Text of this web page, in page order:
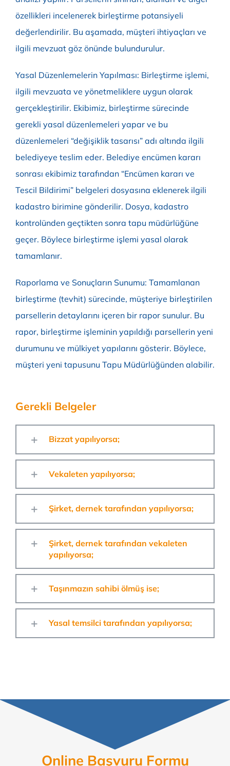
özellikleri incelenerek birleştirme potansiyeli
değerlendirilir. Bu aşamada, müşteri ihtiyaçları ve
ilgili mevzuat göz önünde bulundurulur.
Yasal Düzenlemelerin Yapılması: Birleştirme işlemi,
ilgili mevzuata ve yönetmeliklere uygun olarak
gerçekleştirilir. Ekibimiz, birleştirme sürecinde
gerekli yasal düzenlemeleri yapar ve bu
düzenlemeleri “değişiklik tasarısı” adı altında ilgili
belediyeye teslim eder. Belediye encümen kararı
sonrası ekibimiz tarafından “Encümen kararı ve
Tescil Bildirimi” belgeleri dosyasına eklenerek ilgili
kadastro birimine gönderilir. Dosya, kadastro
kontrolünden geçtikten sonra tapu müdürlüğüne
geçer. Böylece birleştirme işlemi yasal olarak
tamamlanır.
Raporlama ve Sonuçların Sunumu: Tamamlanan
birleştirme (tevhit) sürecinde, müşteriye birleştirilen
parsellerin detaylarını içeren bir rapor sunulur. Bu
rapor, birleştirme işleminin yapıldığı parsellerin yeni
durumunu ve mülkiyet yapılarını gösterir. Böylece,
müşteri yeni tapusunu Tapu Müdürlüğünden alabilir.
Gerekli Belgeler
Bizzat yapılıyorsa;
Vekaleten yapılıyorsa;
Şirket, dernek tarafından yapılıyorsa;
Şirket, dernek tarafından vekaleten
yapılıyorsa;
Taşınmazın sahibi ölmüş ise;
Yasal temsilci tarafından yapılıyorsa;
Online Başvuru Formu